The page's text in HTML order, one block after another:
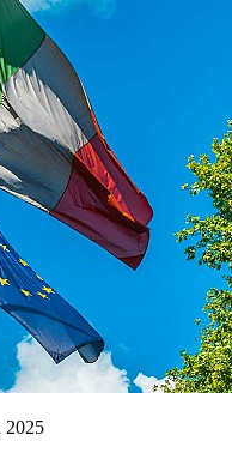
2025